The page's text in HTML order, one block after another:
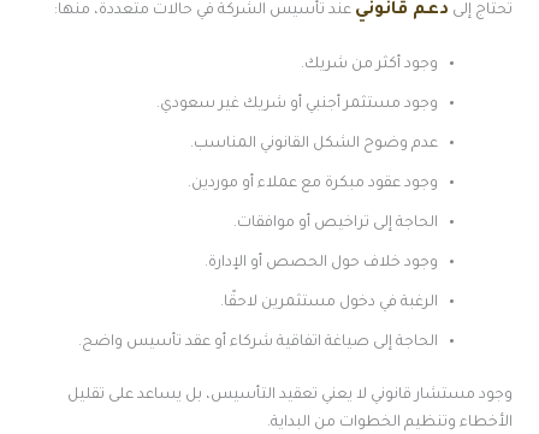
إلىدعم قانونيعند تأسيس الشركة في حالات متعددة، منها:
وجود أكثر من شريك.
وجود مستثمر أجنبي أو شريك غير سعودي.
عدم وضوح الشكل القانوني المناسب.
وجود عقود مبكرة مع عملاء أو موردين.
الحاجة إلى تراخيص أو موافقات.
وجود خلاف حول الحصص أو الإدارة.
الرغبة في دخول مستثمرين لاحقًا.
الحاجة إلى صياغة اتفاقية شركاء أو عقد تأسيس واضح.
مستشار قانوني لا يعني تعقيد التأسيس، بل يساعد على تقليل
وتنظيم الخطوات من البداية.